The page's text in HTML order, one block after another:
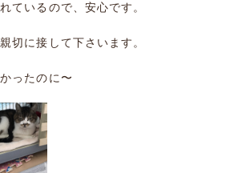
ているので、安心です。
切に接して下さいます。
ったのに〜